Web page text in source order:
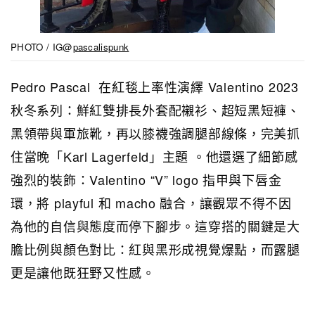
PHOTO / IG@pascalispunk
Pedro Pascal 在紅毯上率性演繹 Valentino 2023
秋冬系列：鮮紅雙排長外套配襯衫、超短黑短褲、
黑領帶與軍旅靴，再以膝襪強調腿部線條，完美抓
住當晚「Karl Lagerfeld」主題 。他還選了細節感
強烈的裝飾：Valentino “V” logo 指甲與下唇金
環，將 playful 和 macho 融合，讓觀眾不得不因
為他的自信與態度而停下腳步。這穿搭的關鍵是大
膽比例與顏色對比：紅與黑形成視覺爆點，而露腿
更是讓他既狂野又性感。